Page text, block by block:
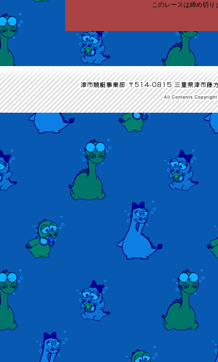
このレースは締め切り